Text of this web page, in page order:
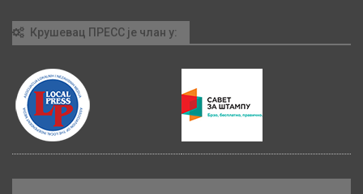
Крушевац ПРЕСС је члан у: